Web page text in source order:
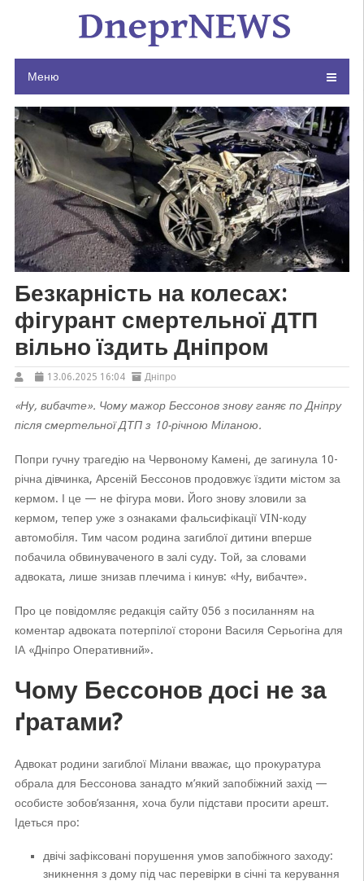
Меню
Безкарність на колесах:
фігурант смертельної ДТП
вільно їздить Дніпром
13.06.2025 16:04 Дніпро
«Ну, вибачте». Чому мажор Бессонов знову ганяє по Дніпру
після смертельної ДТП з 10-річною Міланою.
Попри гучну трагедію на Червоному Камені, де загинула 10-
річна дівчинка, Арсеній Бессонов продовжує їздити містом за
кермом. І це — не фігура мови. Його знову зловили за
кермом, тепер уже з ознаками фальсифікації VIN-коду
автомобіля. Тим часом родина загиблої дитини вперше
побачила обвинуваченого в залі суду. Той, за словами
адвоката, лише знизав плечима і кинув: «Ну, вибачте».
Про це повідомляє редакція сайту 056 з посиланням на
коментар адвоката потерпілої сторони Василя Серьогіна для
ІА «Дніпро Оперативний».
Чому Бессонов досі не за
ґратами?
Адвокат родини загиблої Мілани вважає, що прокуратура
обрала для Бессонова занадто м’який запобіжний захід —
особисте зобов’язання, хоча були підстави просити арешт.
Ідеться про:
двічі зафіксовані порушення умов запобіжного заходу:
зникнення з дому під час перевірки в січні та керування